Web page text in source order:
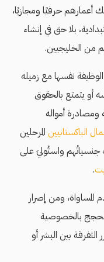
حرفيًا ومجازيًا،
بلا حق في إنشاء
من الخليجيين.
نفسها مع زميله
أو يتمتع بالحقوق
ومصادرة أمواله
الباكستانيين المرحلين
جنسياتُهم واستُوليَ على
.
ومن إصرار
بالخصوصية
التفرقة بين البشر أو